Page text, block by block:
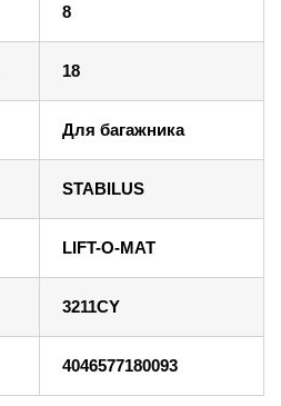
8
18
Для багажника
STABILUS
LIFT-O-MAT
3211CY
4046577180093